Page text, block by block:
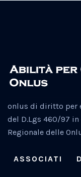
onlus di diritto per
del D.Lgs 460/97
Regionale delle
ASSOCIATI